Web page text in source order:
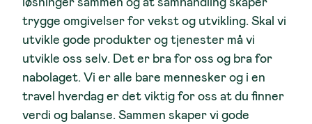
trygge omgivelser for vekst og utvikling. Skal vi
utvikle gode produkter og tjenester må vi
utvikle oss selv. Det er bra for oss og bra for
nabolaget. Vi er alle bare mennesker og i en
travel hverdag er det viktig for oss at du finner
verdi og balanse. Sammen skaper vi gode